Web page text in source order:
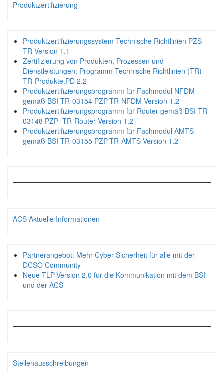
Produktzertifizierung
Produktzertifizierungssystem Technische Richtlinien PZS-
TR Version 1.1
Zertifizierung von Produkten, Prozessen und
Dienstleistungen: Programm Technische Richtlinien (TR)
TR-Produkte.PD 2.2
Produktzertifizierungsprogramm für Fachmodul NFDM
gemäß BSI TR-03154 PZP-TR-NFDM Version 1.2
Produktzertifizierungsprogramm für Router gemäß BSI TR-
03148 PZP- TR-Router Version 1.2
Produktzertifizierungsprogramm für Fachmodul AMTS
gemäß BSI TR-03155 PZP-TR-AMTS Version 1.2
ACS Aktuelle Informationen
Partnerangebot: Mehr Cyber-Sicherheit für alle mit der
DCSO Community
Neue TLP-Version 2.0 für die Kommunikation mit dem BSI
und der ACS
Stellenausschreibungen